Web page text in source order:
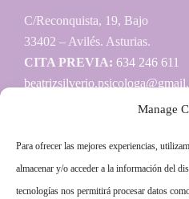
Manage
Para ofrecer las mejores experiencias,
almacenar y/o acceder a la información del
tecnologías nos permitirá procesar datos
C/Reconquista, 19, Bajo
33402 – Avilés. Asturias.
CITA PREVIA: 634 246 611
Información